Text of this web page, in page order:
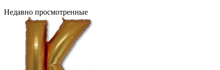
Недавно просмотренные